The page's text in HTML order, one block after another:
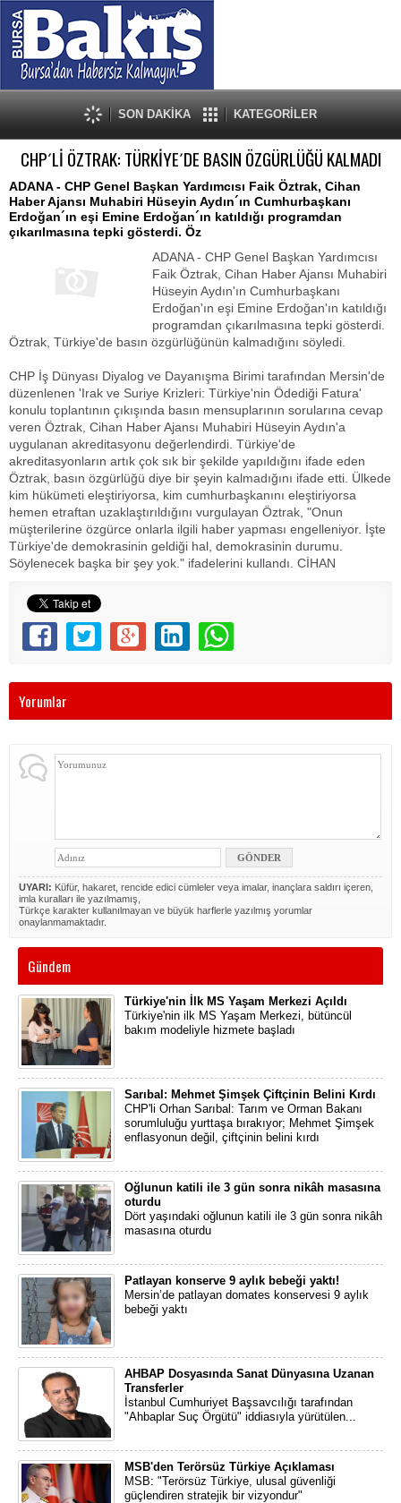
SON DAKİKA KATEGORİLER
CHP´Lİ ÖZTRAK: TÜRKİYE´DE BASIN ÖZGÜRLÜĞÜ KALMADI
ADANA - CHP Genel Başkan Yardımcısı Faik Öztrak, Cihan
Haber Ajansı Muhabiri Hüseyin Aydın´ın Cumhurbaşkanı
Erdoğan´ın eşi Emine Erdoğan´ın katıldığı programdan
çıkarılmasına tepki gösterdi. Öz
ADANA - CHP Genel Başkan Yardımcısı
Faik Öztrak, Cihan Haber Ajansı Muhabiri
Hüseyin Aydın'ın Cumhurbaşkanı
Erdoğan'ın eşi Emine Erdoğan'ın katıldığı
programdan çıkarılmasına tepki gösterdi.
Öztrak, Türkiye'de basın özgürlüğünün kalmadığını söyledi.
CHP İş Dünyası Diyalog ve Dayanışma Birimi tarafından Mersin'de
düzenlenen 'Irak ve Suriye Krizleri: Türkiye'nin Ödediği Fatura'
konulu toplantının çıkışında basın mensuplarının sorularına cevap
veren Öztrak, Cihan Haber Ajansı Muhabiri Hüseyin Aydın'a
uygulanan akreditasyonu değerlendirdi. Türkiye'de
akreditasyonların artık çok sık bir şekilde yapıldığını ifade eden
Öztrak, basın özgürlüğü diye bir şeyin kalmadığını ifade etti. Ülkede
kim hükümeti eleştiriyorsa, kim cumhurbaşkanını eleştiriyorsa
hemen etraftan uzaklaştırıldığını vurgulayan Öztrak, "Onun
müşterilerine özgürce onlarla ilgili haber yapması engelleniyor. İşte
Türkiye'de demokrasinin geldiği hal, demokrasinin durumu.
Söylenecek başka bir şey yok." ifadelerini kullandı. CİHAN
Yorumlar
UYARI: Küfür, hakaret, rencide edici cümleler veya imalar, inançlara saldırı içeren,
imla kuralları ile yazılmamış,
Türkçe karakter kullanılmayan ve büyük harflerle yazılmış yorumlar
onaylanmamaktadır.
Gündem
Türkiye'nin İlk MS Yaşam Merkezi Açıldı
Türkiye'nin ilk MS Yaşam Merkezi, bütüncül
bakım modeliyle hizmete başladı
Sarıbal: Mehmet Şimşek Çiftçinin Belini Kırdı
CHP'li Orhan Sarıbal: Tarım ve Orman Bakanı
sorumluluğu yurttaşa bırakıyor; Mehmet Şimşek
enflasyonun değil, çiftçinin belini kırdı
Oğlunun katili ile 3 gün sonra nikâh masasına
oturdu
Dört yaşındaki oğlunun katili ile 3 gün sonra nikâh
masasına oturdu
Patlayan konserve 9 aylık bebeği yaktı!
Mersin’de patlayan domates konservesi 9 aylık
bebeği yaktı
AHBAP Dosyasında Sanat Dünyasına Uzanan
Transferler
İstanbul Cumhuriyet Başsavcılığı tarafından
"Ahbaplar Suç Örgütü" iddiasıyla yürütülen...
MSB'den Terörsüz Türkiye Açıklaması
MSB: "Terörsüz Türkiye, ulusal güvenliği
güçlendiren stratejik bir vizyondur"